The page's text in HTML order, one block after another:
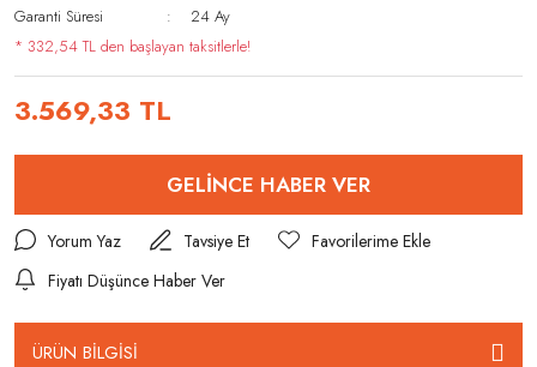
Garanti Süresi
24 Ay
* 332,54 TL den başlayan taksitlerle!
3.569,33 TL
GELİNCE HABER VER
Yorum Yaz
Tavsiye Et
Fiyatı Düşünce Haber Ver
ÜRÜN BİLGİSİ